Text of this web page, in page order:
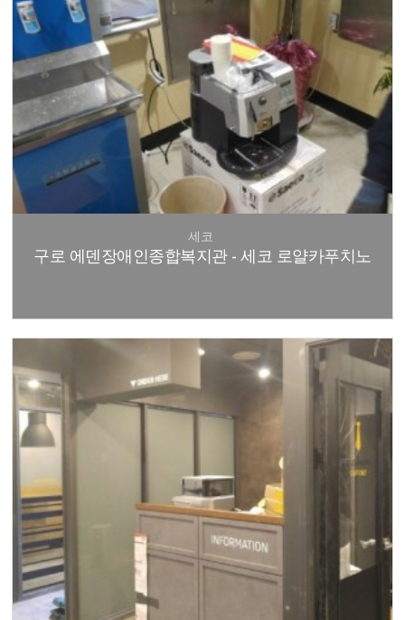
세코
구로 에덴장애인종합복지관 - 세코 로얄카푸치노